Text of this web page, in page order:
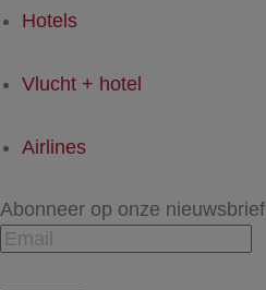
Hotels
Vlucht + hotel
Airlines
Abonneer op onze nieuwsbrief